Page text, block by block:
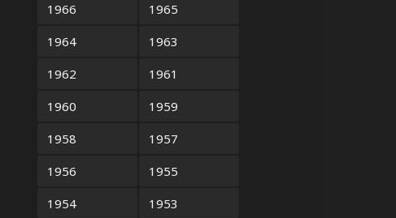
1966
1965
1964
1963
1962
1961
1960
1959
1958
1957
1956
1955
1954
1953